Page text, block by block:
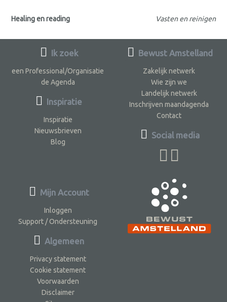
Healing en reading Vasten en reinigen
Ik zoek
een Professional/Organisatie
de Agenda
Inspiratie
Inspiratie
Nieuwsbrieven
Blog
Bewust Amstelland
Zakelijk netwerk
Wie zijn we
Landelijk netwerk
Inschrijven maandagenda
Contact
Social media
Mijn Account
Inloggen
Support / Ondersteuning
Algemeen
Privacy statement
Cookie statement
Voorwaarden
Disclaimer